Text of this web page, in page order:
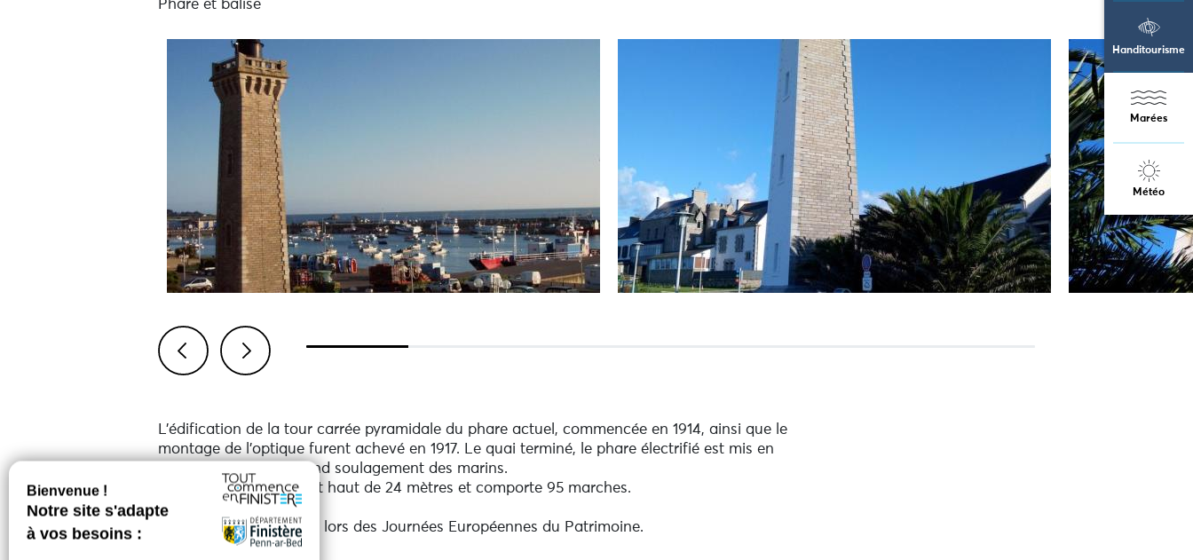
Handitourisme
Marées
Météo
Phare et balise
L’édification de la tour carrée pyramidale du phare actuel, commencée en 1914, ainsi que le
montage de l’optique furent achevé en 1917. Le quai terminé, le phare électrifié est mis en
service en 1934 au grand soulagement des marins.
Le phare de Roscoff est haut de 24 mètres et comporte 95 marches.
Le phare peut se visiter lors des Journées Européennes du Patrimoine.